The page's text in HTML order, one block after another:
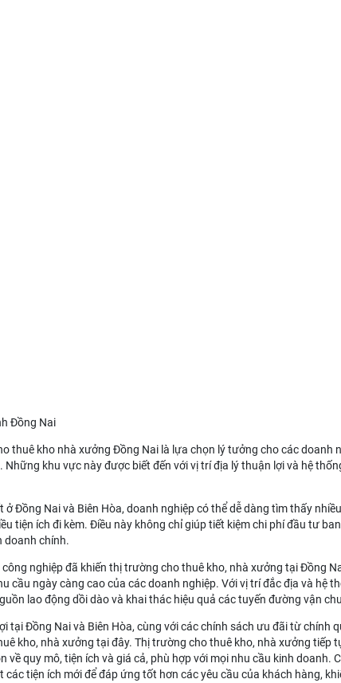
Đồng Nai
thuê kho nhà xưởng Đồng Nai là lựa chọn lý tưởng cho các doanh
khu vực này được biết đến với vị trí địa lý thuận lợi và hệ
ở Đồng Nai và Biên Hòa, doanh nghiệp có thể dễ dàng tìm thấy
tiện ích đi kèm. Điều này không chỉ giúp tiết kiệm chi phí đầu tư
doanh chính.
nghiệp đã khiến thị trường cho thuê kho, nhà xưởng tại Đồng
cầu ngày càng cao của các doanh nghiệp. Với vị trí đắc địa và hệ
lao động dồi dào và khai thác hiệu quả các tuyến đường vận
tại Đồng Nai và Biên Hòa, cùng với các chính sách ưu đãi từ chính
kho, nhà xưởng tại đây. Thị trường cho thuê kho, nhà xưởng tiếp
về quy mô, tiện ích và giá cả, phù hợp với mọi nhu cầu kinh doanh.
tiện ích mới để đáp ứng tốt hơn các yêu cầu của khách hàng,